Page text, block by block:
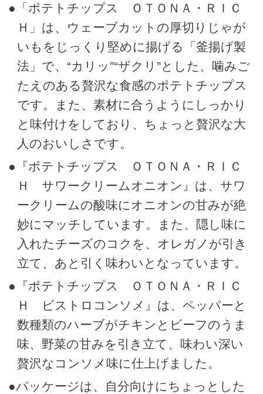
●「ポテトチップス ＯＴＯＮＡ・ＲＩＣ
Ｈ」は、ウェーブカットの厚切りじゃが
いもをじっくり堅めに揚げる「釜揚げ製
法」で、“カリッ”“ザクリ”とした、噛みご
たえのある贅沢な食感のポテトチップス
です。また、素材に合うようにしっかり
と味付けをしており、ちょっと贅沢な大
人のおいしさです。
●『ポテトチップス ＯＴＯＮＡ・ＲＩＣ
Ｈ サワークリームオニオン』は、サワ
ークリームの酸味にオニオンの甘みが絶
妙にマッチしています。また、隠し味に
入れたチーズのコクを、オレガノが引き
立て、あと引く味わいとなっています。
●『ポテトチップス ＯＴＯＮＡ・ＲＩＣ
Ｈ ビストロコンソメ』は、ペッパーと
数種類のハーブがチキンとビーフのうま
味、野菜の甘みを引き立て、味わい深い
贅沢なコンソメ味に仕上げました。
●パッケージは、自分向けにちょっとした